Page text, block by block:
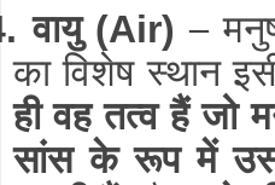
वायु (Air)–
का विशेष स्थान
ही वह तत्व हैं जो
सांस के रूप में